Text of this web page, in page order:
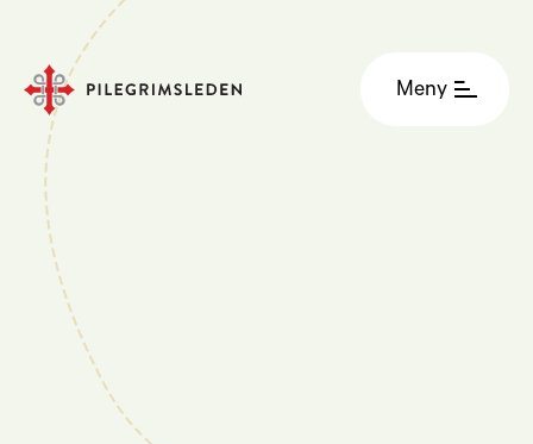
Meny